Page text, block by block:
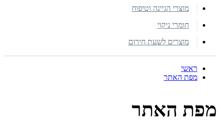
מוצרי הגיינה וטיפוח
חומרי ניקוי
מוצרים לשעת חירום
ראשי
מפת האתר
מפת האתר